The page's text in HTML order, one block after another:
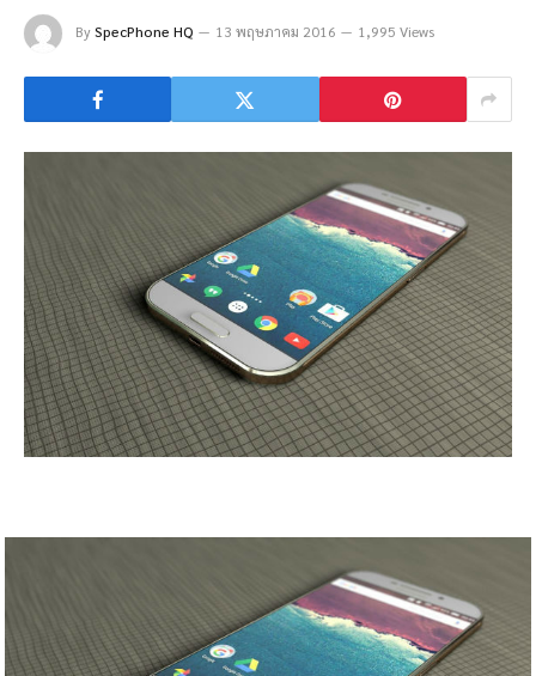
BySpecPhone HQ 13 พฤษภาคม 2016 1,995 Views